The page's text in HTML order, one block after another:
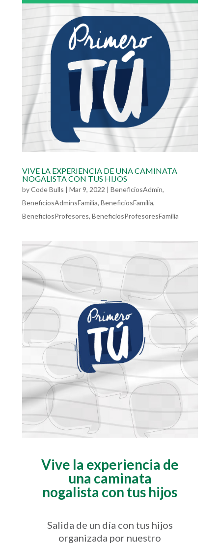
VIVE LA EXPERIENCIA DE UNA CAMINATA
NOGALISTA CON TUS HIJOS
byCode Bulls | Mar 9, 2022 | BeneficiosAdmin,
BeneficiosAdminsFamilia, BeneficiosFamilia,
BeneficiosProfesores, BeneficiosProfesoresFamilia
Vive la experiencia de
una caminata
nogalista con tus hijos
Salida de un día con tus hijos
organizada por nuestro